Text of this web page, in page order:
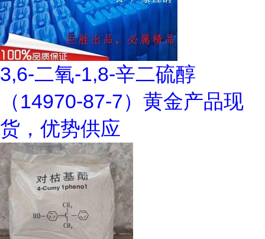
3,6-二氧-1,8-辛二硫醇
（14970-87-7）黄金产品现
货，优势供应